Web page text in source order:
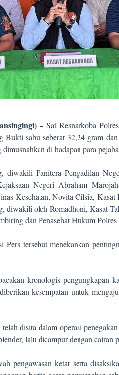
– Sat Resnarkoba
Bukti sabu seberat 32,24 gram
di hadapan para
diwakili Panitera Pengadilan
Negeri Abraham
Kesehatan, Novita Cilsia,
oleh Romadhoni, Kasat
dan Penasehat Hukum
tersebut menekankan
kronologis pengungkapan
kesempatan untuk
disita dalam operasi
lalu dicampur dengan cairan
pengawasan ketat serta